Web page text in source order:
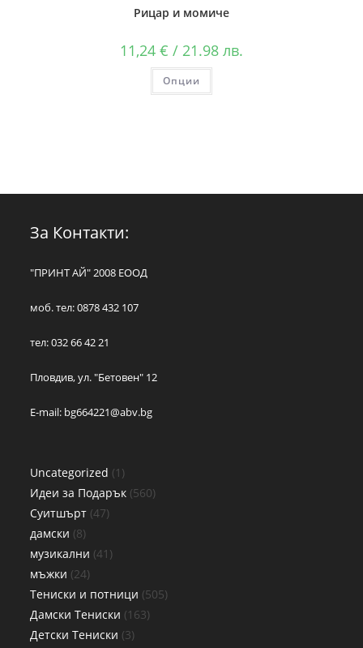
Рицар и момиче
11,24 € / 21.98 лв.
Опции
За Контакти:
"ПРИНТ АЙ" 2008 ЕООД
моб. тел: 0878 432 107
тел: 032 66 42 21
Пловдив, ул. "Бетовен" 12
E-mail: bg664221@abv.bg
Uncategorized 1
Идеи за Подарък 560
Суитшърт 47
дамски 8
музикални 41
мъжки 24
Тениски и потници 505
Дамски Тениски 163
Детски Тениски 3